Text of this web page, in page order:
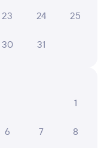
23 24 25
30 31
1
6 7 8